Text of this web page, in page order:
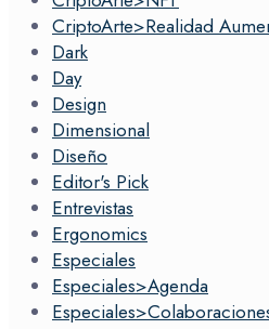
CriptoArte>Realidad
Dark
Day
Design
Dimensional
Diseño
Editor's Pick
Entrevistas
Ergonomics
Especiales
Especiales>Agenda